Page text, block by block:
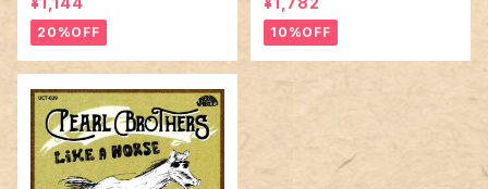
20%OFF 10%OFF